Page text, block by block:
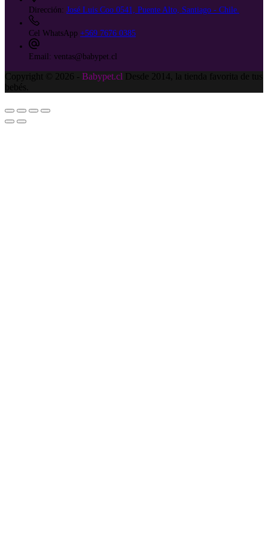
Dirección: José Luis Coo 0541, Puente Alto, Santiago - Chile.
Cel WhatsApp +569 7676 0385
Email: ventas@babypet.cl
Copyright © 2026 - Babypet.cl Desde 2014, la tienda favorita de tus
bebés.